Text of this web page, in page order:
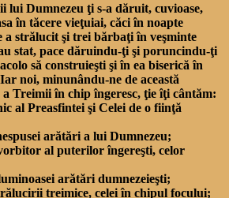
lui Dumnezeu ţi s-a dăruit, cuvioase,
în tăcere vieţuiai, căci în noapte
a strălucit şi trei bărbaţi în veşminte
stat, pace dăruindu-ţi şi poruncindu-ţi
să construieşti şi în ea biserică în
noi, minunându-ne de această
Treimii în chip îngeresc, ţie îţi cântăm:
al Preasfintei şi Celei de o fiinţă
arătări a lui Dumnezeu;
al puterilor îngereşti, celor
arătări dumnezeieşti;
treimice, celei în chipul focului;